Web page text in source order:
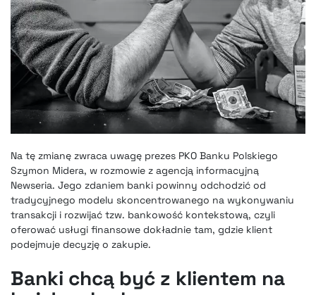
Na tę zmianę zwraca uwagę prezes PKO Banku Polskiego
Szymon Midera, w rozmowie z agencją informacyjną
Newseria. Jego zdaniem banki powinny odchodzić od
tradycyjnego modelu skoncentrowanego na wykonywaniu
transakcji i rozwijać tzw. bankowość kontekstową, czyli
oferować usługi finansowe dokładnie tam, gdzie klient
podejmuje decyzję o zakupie.
Banki chcą być z klientem na